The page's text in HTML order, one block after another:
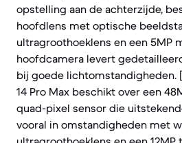
opstelling aan de achterzijde,
hoofdlens met optische
ultragroothoeklens en een 5MP
hoofdcamera levert
bij goede lichtomstandigheden.
14 Pro Max beschikt over een
quad-pixel sensor die
vooral in omstandigheden met